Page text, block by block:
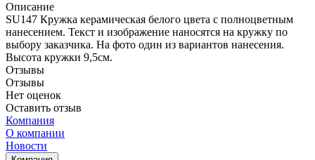
Описание
SU147 Кружка керамическая белого цвета с полноцветным
нанесением. Текст и изображение наносятся на кружку по
выбору заказчика. На фото один из вариантов нанесения.
Высота кружки 9,5см.
Отзывы
Отзывы
Нет оценок
Оставить отзыв
Компания
О компании
Новости